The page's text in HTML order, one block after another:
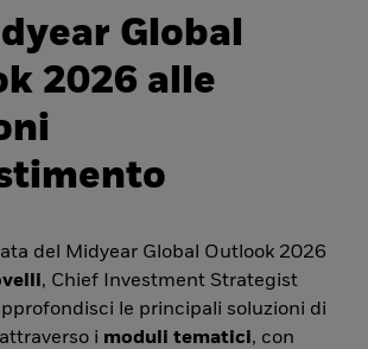
Global
2026 alle
del Midyear Global Outlook 2026
, Chief Investment Strategist
le principali soluzioni di
i moduli tematici, con